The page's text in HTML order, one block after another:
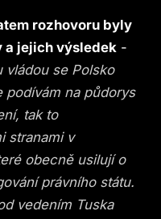
rozhovoru byly
a jejich výsledek-
vládou se Polsko
podívám na půdorys
tak to
stranami v
obecně usilují o
právního státu.
vedením Tuska